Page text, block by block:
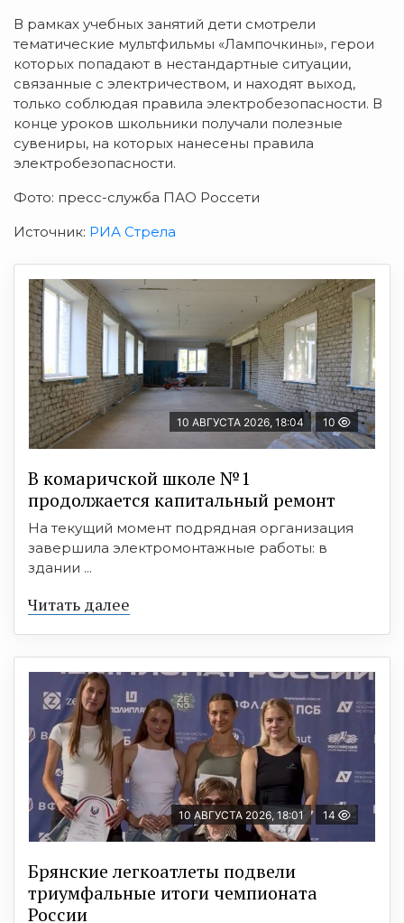
В рамках учебных занятий дети смотрели
тематические мультфильмы «Лампочкины», герои
которых попадают в нестандартные ситуации,
связанные с электричеством, и находят выход,
только соблюдая правила электробезопасности. В
конце уроков школьники получали полезные
сувениры, на которых нанесены правила
электробезопасности.
Фото: пресс-служба ПАО Россети
Источник: РИА Стрела
10 АВГУСТА 2026, 18:04 10
В комаричской школе №1
продолжается капитальный ремонт
На текущий момент подрядная организация
завершила электромонтажные работы: в
здании ...
Читать далее
10 АВГУСТА 2026, 18:01 14
Брянские легкоатлеты подвели
триумфальные итоги чемпионата
России